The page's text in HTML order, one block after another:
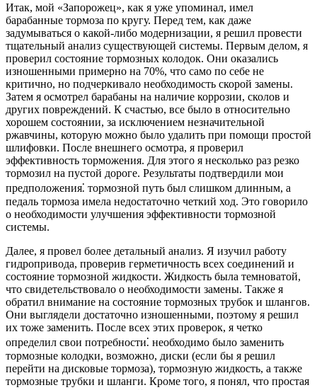
Итак, мой «Запорожец», как я уже упоминал, имел
барабанные тормоза по кругу. Перед тем, как даже
задумываться о какой-либо модернизации, я решил провести
тщательный анализ существующей системы. Первым делом, я
проверил состояние тормозных колодок. Они оказались
изношенными примерно на 70%, что само по себе не
критично, но подчеркивало необходимость скорой замены.
Затем я осмотрел барабаны на наличие коррозии, сколов и
других повреждений. К счастью, все было в относительно
хорошем состоянии, за исключением незначительной
ржавчины, которую можно было удалить при помощи простой
шлифовки. После внешнего осмотра, я проверил
эффективность торможения. Для этого я несколько раз резко
тормозил на пустой дороге. Результаты подтвердили мои
предположения⁚ тормозной путь был слишком длинным, а
педаль тормоза имела недостаточно четкий ход. Это говорило
о необходимости улучшения эффективности тормозной
системы.
Далее, я провел более детальный анализ. Я изучил работу
гидропривода, проверив герметичность всех соединений и
состояние тормозной жидкости. Жидкость была темноватой,
что свидетельствовало о необходимости замены. Также я
обратил внимание на состояние тормозных трубок и шлангов.
Они выглядели достаточно изношенными, поэтому я решил
их тоже заменить. После всех этих проверок, я четко
определил свои потребности⁚ необходимо было заменить
тормозные колодки, возможно, диски (если бы я решил
перейти на дисковые тормоза), тормозную жидкость, а также
тормозные трубки и шланги. Кроме того, я понял, что простая